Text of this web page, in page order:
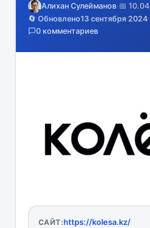
Алихан Сулейманов·📅
🔄 Обновлено13 сентября 2024·
0 комментариев
САЙТ:https://kolesa.kz/